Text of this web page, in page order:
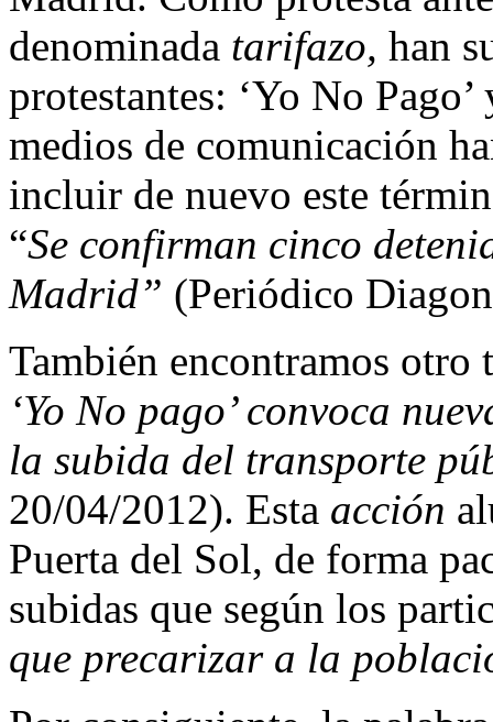
denominada tarifazo, han
protestantes: ‘Yo No
medios de comunicación
incluir de nuevo este
“Se confirman cinco
Madrid” (Periódico
También encontramos otro
‘Yo No pago’ convoca
la subida del transporte
20/04/2012). Esta acción
Puerta del Sol, de forma
subidas que según los
que precarizar a la